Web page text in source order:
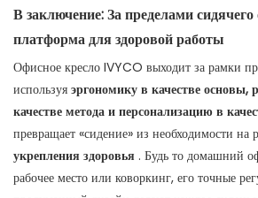
В заключение: За пределами
платформа для здоровой работы
Офисное кресло IVYCO выходит за рамки
используя эргономику в качестве основы,
качестве метода и персонализацию в
превращает «сидение» из необходимости на
укрепления здоровья . Будь то домашний
рабочее место или коворкинг, его точные